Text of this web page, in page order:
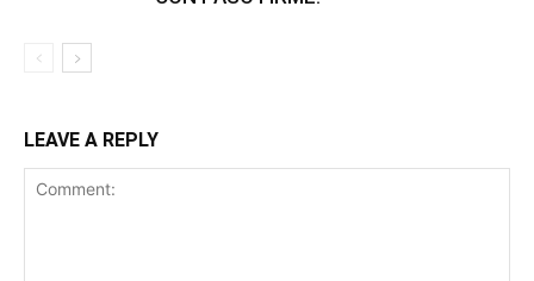
LEAVE A REPLY